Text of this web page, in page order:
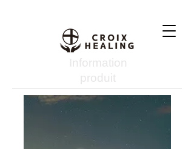
Information
produit